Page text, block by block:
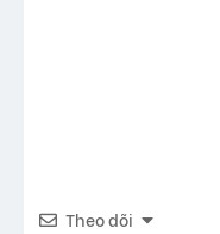
Theo dõi